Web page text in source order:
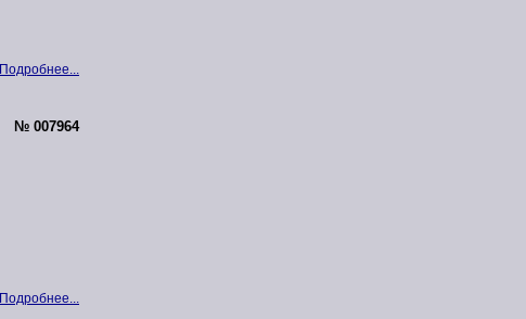
Подробнее...
№ 007964
Подробнее...